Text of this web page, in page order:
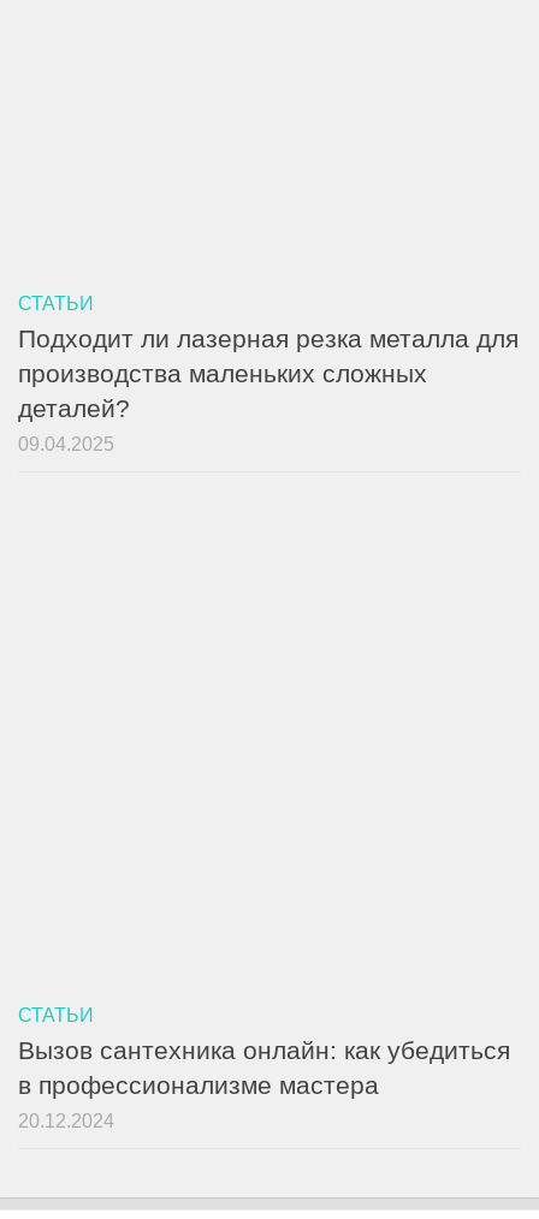
СТАТЬИ
Подходит ли лазерная резка металла для
производства маленьких сложных
деталей?
09.04.2025
СТАТЬИ
Вызов сантехника онлайн: как убедиться
в профессионализме мастера
20.12.2024